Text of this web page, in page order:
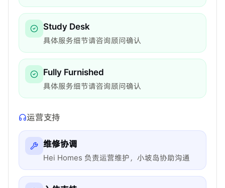
Study Desk
具体服务细节请咨询顾问确认
Fully Furnished
具体服务细节请咨询顾问确认
运营支持
维修协调
Hei Homes 负责运营维护，小坡岛协助沟通